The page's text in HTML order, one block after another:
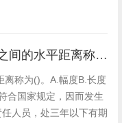
起重机置于水平场地时，空载吊具垂直中心线至回转中心线之间的水平距离称为()。
离称为()。A.幅度B.长度
合国家规定，因而发生
人员，处三年以下有期